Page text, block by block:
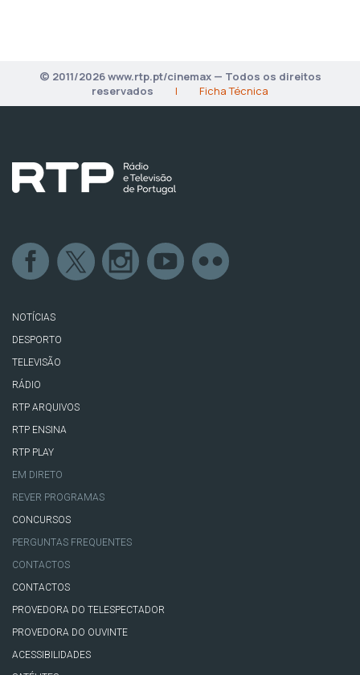
© 2011/2026 www.rtp.pt/cinemax — Todos os direitos
reservados
| Ficha Técnica
NOTÍCIAS
DESPORTO
TELEVISÃO
RÁDIO
RTP ARQUIVOS
RTP ENSINA
RTP PLAY
EM DIRETO
REVER PROGRAMAS
CONCURSOS
PERGUNTAS FREQUENTES
CONTACTOS
CONTACTOS
PROVEDORA DO TELESPECTADOR
PROVEDORA DO OUVINTE
ACESSIBILIDADES